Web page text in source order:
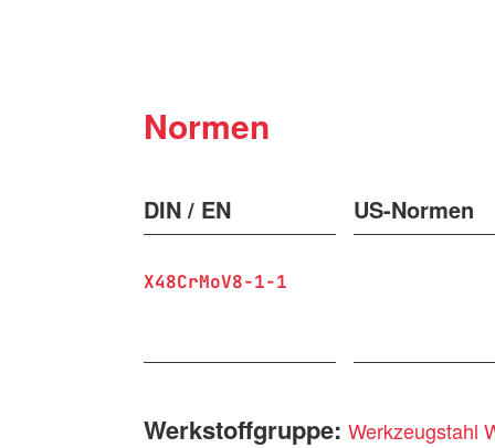
Normen
DIN / EN US-Normen
X48CrMoV8-1-1
Werkstoffgruppe: Werkzeugstahl